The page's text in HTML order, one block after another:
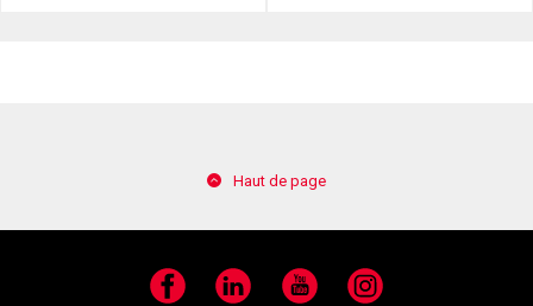
Haut de page
Facebook LinkedIn YouTube Instagram